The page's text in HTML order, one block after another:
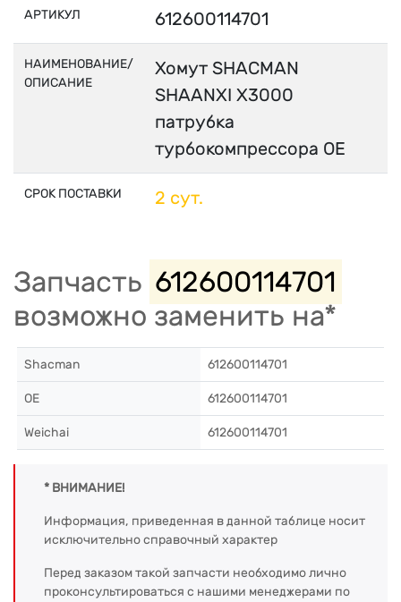
АРТИКУЛ 612600114701
НАИМЕНОВАНИЕ/
ОПИСАНИЕ
Хомут SHACMAN
SHAANXI X3000
патрубка
турбокомпрессора OE
СРОК ПОСТАВКИ 2 сут.
Запчасть 612600114701
возможно заменить на*
Shacman 612600114701
OE 612600114701
Weichai 612600114701
* ВНИМАНИЕ!
Информация, приведенная в данной таблице носит
исключительно справочный характер
Перед заказом такой запчасти необходимо лично
проконсультироваться с нашими менеджерами по